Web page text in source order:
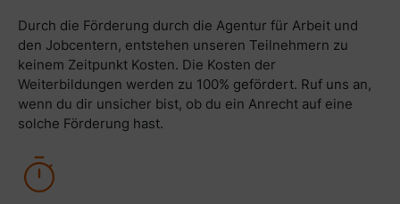
Durch die Förderung durch die Agentur für Arbeit und
den Jobcentern, entstehen unseren Teilnehmern zu
keinem Zeitpunkt Kosten. Die Kosten der
Weiterbildungen werden zu 100% gefördert. Ruf uns an,
wenn du dir unsicher bist, ob du ein Anrecht auf eine
solche Förderung hast.